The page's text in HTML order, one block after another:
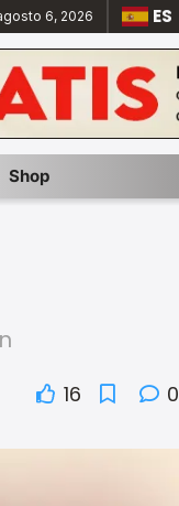
6, 2026 ES
Shop
16 0